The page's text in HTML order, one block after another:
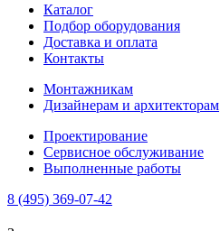
Каталог
Подбор оборудования
Доставка и оплата
Контакты
Монтажникам
Дизайнерам и архитекторам
Проектирование
Сервисное обслуживание
Выполненные работы
8 (495) 369-07-42